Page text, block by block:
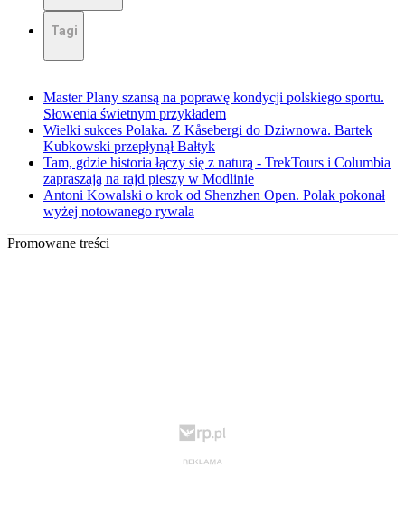
Tagi
Master Plany szansą na poprawę kondycji polskiego sportu.
Słowenia świetnym przykładem
Wielki sukces Polaka. Z Kåsebergi do Dziwnowa. Bartek
Kubkowski przepłynął Bałtyk
Tam, gdzie historia łączy się z naturą - TrekTours i Columbia
zapraszają na rajd pieszy w Modlinie
Antoni Kowalski o krok od Shenzhen Open. Polak pokonał
wyżej notowanego rywala
Promowane treści